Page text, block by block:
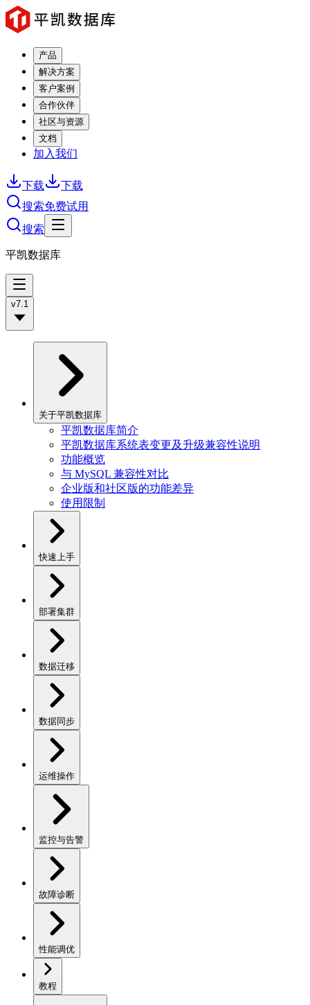
产品
解决方案
客户案例
合作伙伴
社区与资源
文档
加入我们
下载
下载
搜索免费试用
搜索
平凯数据库
v7.1
关于平凯数据库
平凯数据库简介
平凯数据库系统表变更及升级兼容性说明
功能概览
与 MySQL 兼容性对比
企业版和社区版的功能差异
使用限制
快速上手
部署集群
数据迁移
数据同步
运维操作
监控与告警
故障诊断
性能调优
教程